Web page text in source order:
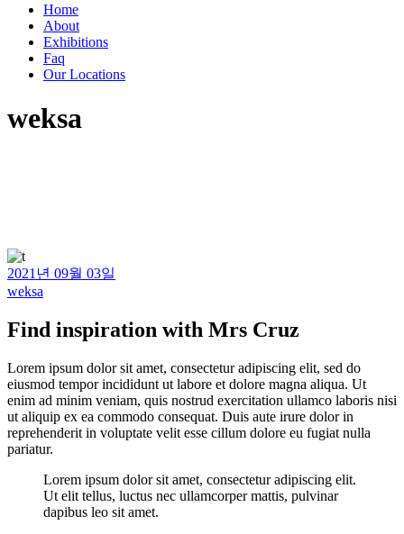
Home
About
Exhibitions
Faq
Our Locations
weksa
2021년 09월 03일
weksa
Find inspiration with Mrs Cruz
Lorem ipsum dolor sit amet, consectetur adipiscing elit, sed do
eiusmod tempor incididunt ut labore et dolore magna aliqua. Ut
enim ad minim veniam, quis nostrud exercitation ullamco laboris nisi
ut aliquip ex ea commodo consequat. Duis aute irure dolor in
reprehenderit in voluptate velit esse cillum dolore eu fugiat nulla
pariatur.
Lorem ipsum dolor sit amet, consectetur adipiscing elit.
Ut elit tellus, luctus nec ullamcorper mattis, pulvinar
dapibus leo sit amet.